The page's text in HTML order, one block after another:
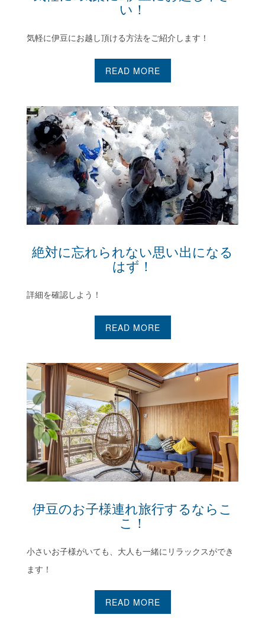
い！
気軽に伊豆にお越し頂ける方法をご紹介します！
READ MORE
絶対に忘れられない思い出になるはず！
絶対に忘れられない思い出になる
はず！
詳細を確認しよう！
READ MORE
伊豆のお子様連れ旅行するならここ！
伊豆のお子様連れ旅行するならこ
こ！
小さいお子様がいても、大人も一緒にリラックスができ
ます！
READ MORE